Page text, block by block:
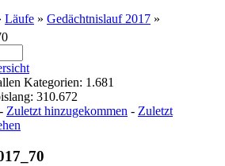
Läufe » Gedächtnislauf 2017 »
Kategorien: 1.681
310.672
Zuletzt hinzugekommen - Zuletzt